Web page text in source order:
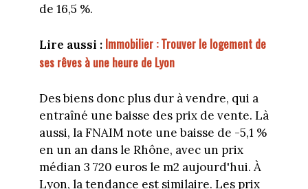
de 16,5 %.
Lire aussi : Immobilier : Trouver le logement de
ses rêves à une heure de Lyon
Des biens donc plus dur à vendre, qui a
entraîné une baisse des prix de vente. Là
aussi, la FNAIM note une baisse de -5,1 %
en un an dans le Rhône, avec un prix
médian 3 720 euros le m2 aujourd'hui. À
Lyon, la tendance est similaire. Les prix